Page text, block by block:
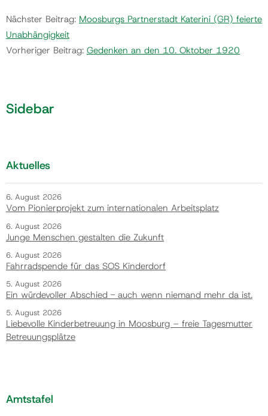
Nächster Beitrag: Moosburgs Partnerstadt Katerini (GR) feierte
Unabhängigkeit
Vorheriger Beitrag: Gedenken an den 10. Oktober 1920
Sidebar
Aktuelles
6. August 2026
Vom Pionierprojekt zum internationalen Arbeitsplatz
6. August 2026
Junge Menschen gestalten die Zukunft
6. August 2026
Fahrradspende für das SOS Kinderdorf
5. August 2026
Ein würdevoller Abschied - auch wenn niemand mehr da ist.
5. August 2026
Liebevolle Kinderbetreuung in Moosburg – freie Tagesmutter
Betreuungsplätze
Amtstafel